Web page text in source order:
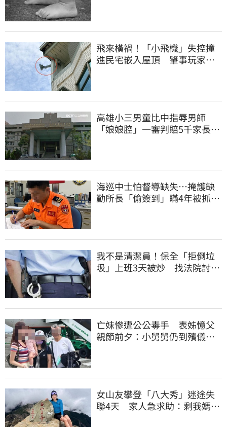
飛來橫禍！「小飛機」失控撞
進民宅嵌入屋頂 肇事玩家疑
高雄小三男童比中指辱男師
「娘娘腔」一審判賠5千家長不
海巡中士怕督導缺失…掩護缺
勤所長「偷簽到」瞞4年被抓
我不是清潔員！保全「拒倒垃
圾」上班3天被炒 找法院討公
亡妹慘遭公公毒手 表姊憶父
親節前夕：小舅舅仍到殯儀館
女山友攀登「八大秀」迷途失
聯4天 家人急求助：剩我媽還